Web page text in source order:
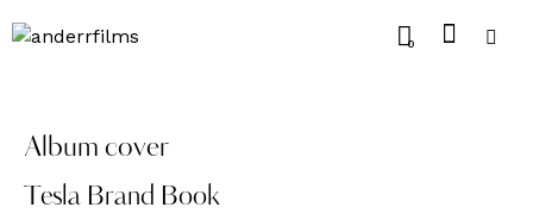
0
Album cover
Tesla Brand Book